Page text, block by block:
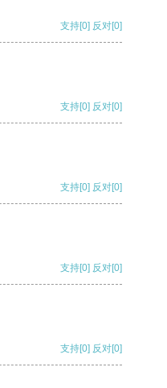
支持[0] 反对[0]
支持[0] 反对[0]
支持[0] 反对[0]
支持[0] 反对[0]
支持[0] 反对[0]